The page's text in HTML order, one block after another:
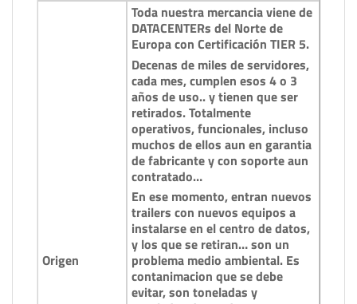
Origen
Toda nuestra mercancia viene de
DATACENTERs del Norte de
Europa con Certificación TIER 5.
Decenas de miles de servidores,
cada mes, cumplen esos 4 o 3
años de uso.. y tienen que ser
retirados. Totalmente
operativos, funcionales, incluso
muchos de ellos aun en garantia
de fabricante y con soporte aun
contratado…
En ese momento, entran nuevos
trailers con nuevos equipos a
instalarse en el centro de datos,
y los que se retiran… son un
problema medio ambiental. Es
contanimacion que se debe
evitar, son toneladas y